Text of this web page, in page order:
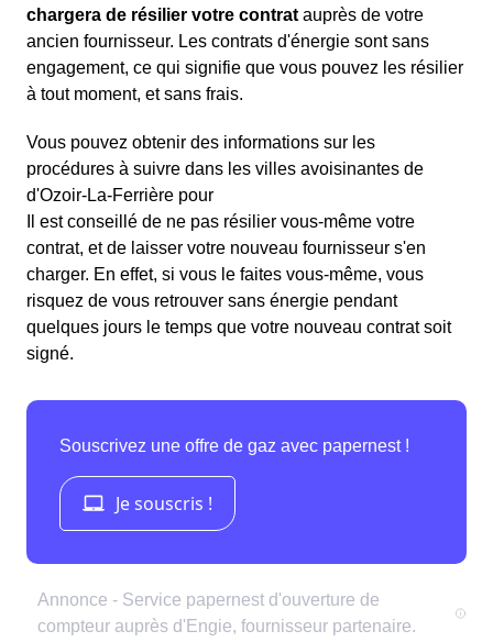
chargera de résilier votre contrat auprès de votre
ancien fournisseur. Les contrats d'énergie sont sans
engagement, ce qui signifie que vous pouvez les résilier
à tout moment, et sans frais.
Vous pouvez obtenir des informations sur les
procédures à suivre dans les villes avoisinantes de
d'Ozoir-La-Ferrière pour
Il est conseillé de ne pas résilier vous-même votre
contrat, et de laisser votre nouveau fournisseur s'en
charger. En effet, si vous le faites vous-même, vous
risquez de vous retrouver sans énergie pendant
quelques jours le temps que votre nouveau contrat soit
signé.